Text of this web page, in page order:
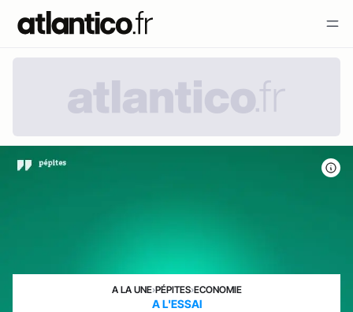
A LA UNE›PÉPITES›ECONOMIE
A L'ESSAI